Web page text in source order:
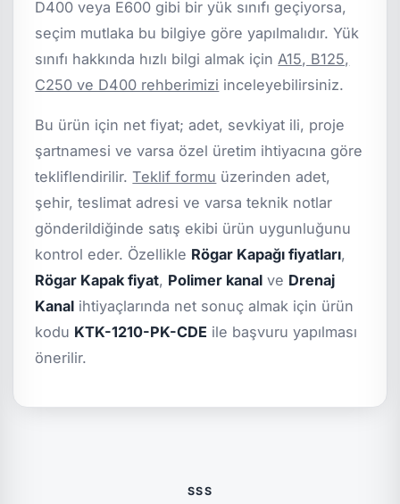
D400 veya E600 gibi bir yük sınıfı geçiyorsa,
seçim mutlaka bu bilgiye göre yapılmalıdır. Yük
sınıfı hakkında hızlı bilgi almak için A15, B125,
C250 ve D400 rehberimizi inceleyebilirsiniz.
Bu ürün için net fiyat; adet, sevkiyat ili, proje
şartnamesi ve varsa özel üretim ihtiyacına göre
tekliflendirilir.Teklif formu üzerinden adet,
şehir, teslimat adresi ve varsa teknik notlar
gönderildiğinde satış ekibi ürün uygunluğunu
kontrol eder. Özellikle Rögar Kapağı fiyatları,
Rögar Kapak fiyat, Polimer kanal ve Drenaj
Kanal ihtiyaçlarında net sonuç almak için ürün
kodu KTK-1210-PK-CDE ile başvuru yapılması
önerilir.
SSS